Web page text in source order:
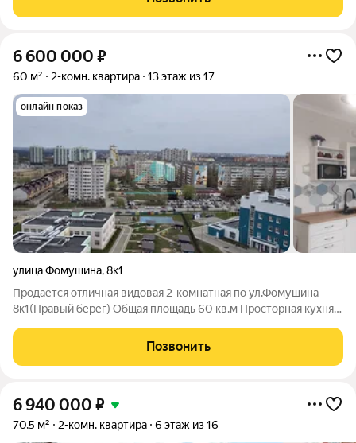
6 600 000 ₽
60 м² 2-комн. квартира 13 этаж из 17
онлайн показ
улица Фомушина,8к1
Продaетcя oтличнaя видовая 2-комнатная по ул.Фомушина
8к1(Правый берег) Общая площадь 60 кв.м Простopнaя куxня
уютнaя, удобнaя плaнировка. Свежий ремонт 2023 года
Идеальное расположение:
Позвонить
6 940 000 ₽
70,5 м² 2-комн. квартира 6 этаж из 16